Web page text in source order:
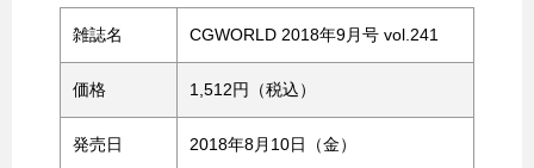
雑誌名 CGWORLD 2018年9月号 vol.241
価格 1,512円（税込）
発売日 2018年8月10日（金）